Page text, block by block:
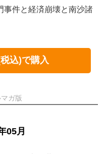
事件と経済崩壊と南沙諸
込)で購入
ガ版
05月